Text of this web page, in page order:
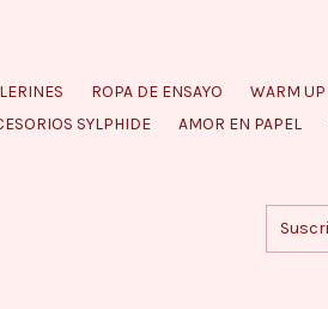
ROPA DE ENSAYO WARM UP
SYLPHIDE AMOR EN PAPEL